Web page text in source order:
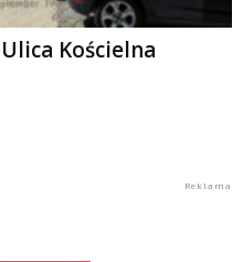
Kościelna